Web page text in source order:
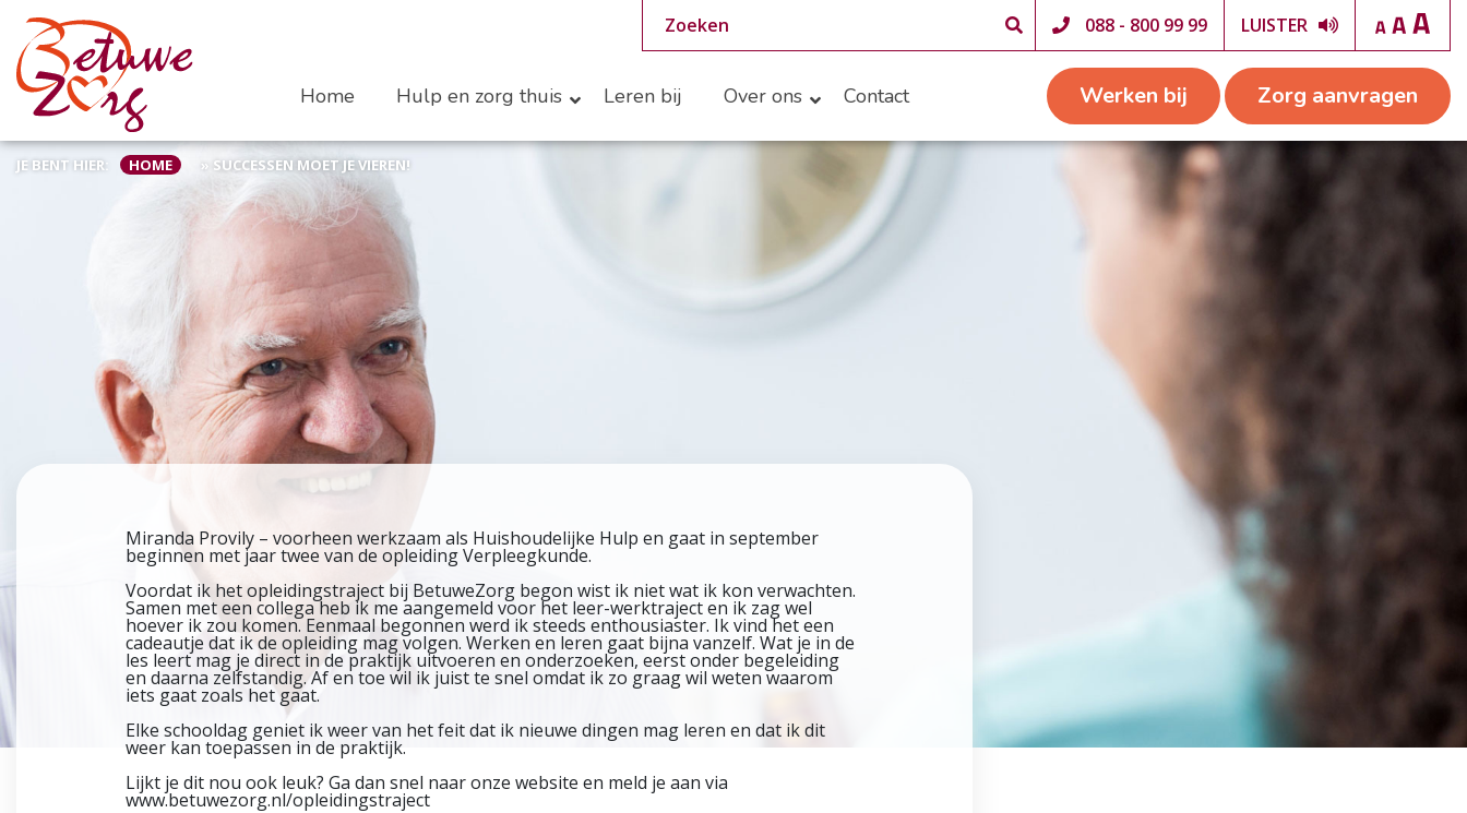
088 - 800 99 99 LUISTER
Home Hulp en zorg thuis Leren bij Over ons Contact Werken bij Zorg aanvragen
JE BENT HIER: HOME » SUCCESSEN MOET JE VIEREN!
Miranda Provily – voorheen werkzaam als Huishoudelijke Hulp en gaat in september
beginnen met jaar twee van de opleiding Verpleegkunde.
Voordat ik het opleidingstraject bij BetuweZorg begon wist ik niet wat ik kon verwachten.
Samen met een collega heb ik me aangemeld voor het leer-werktraject en ik zag wel
hoever ik zou komen. Eenmaal begonnen werd ik steeds enthousiaster. Ik vind het een
cadeautje dat ik de opleiding mag volgen. Werken en leren gaat bijna vanzelf. Wat je in de
les leert mag je direct in de praktijk uitvoeren en onderzoeken, eerst onder begeleiding
en daarna zelfstandig. Af en toe wil ik juist te snel omdat ik zo graag wil weten waarom
iets gaat zoals het gaat.
Elke schooldag geniet ik weer van het feit dat ik nieuwe dingen mag leren en dat ik dit
weer kan toepassen in de praktijk.
Lijkt je dit nou ook leuk? Ga dan snel naar onze website en meld je aan via
www.betuwezorg.nl/opleidingstraject